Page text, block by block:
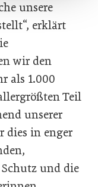
unsere
erklärt
wir den
als 1.000
Teil
unserer
dies in enger
und die